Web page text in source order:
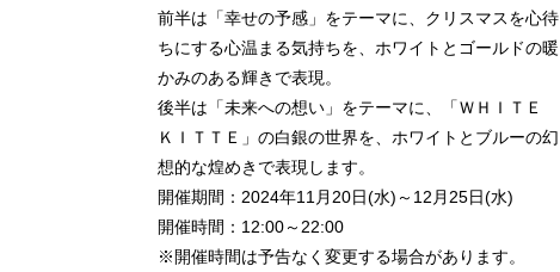
前半は「幸せの予感」をテーマに、クリスマスを心待
ちにする心温まる気持ちを、ホワイトとゴールドの暖
かみのある輝きで表現。
後半は「未来への想い」をテーマに、「ＷＨＩＴＥ
ＫＩＴＴＥ」の白銀の世界を、ホワイトとブルーの幻
想的な煌めきで表現します。
開催期間：2024年11月20日(水)～12月25日(水)
開催時間：12:00～22:00
※開催時間は予告なく変更する場合があります。